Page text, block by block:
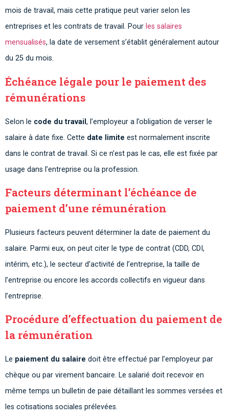
mois de travail, mais cette pratique peut varier selon les
entreprises et les contrats de travail. Pour les salaires
mensualisés, la date de versement s’établit généralement autour
du 25 du mois.
Échéance légale pour le paiement des
rémunérations
Selon le code du travail , l’employeur a l’obligation de verser le
salaire à date fixe. Cette date limite est normalement inscrite
dans le contrat de travail. Si ce n’est pas le cas, elle est fixée par
usage dans l’entreprise ou la profession.
Facteurs déterminant l’échéance de
paiement d’une rémunération
Plusieurs facteurs peuvent déterminer la date de paiement du
salaire. Parmi eux, on peut citer le type de contrat (CDD, CDI,
intérim, etc.), le secteur d’activité de l’entreprise, la taille de
l’entreprise ou encore les accords collectifs en vigueur dans
l’entreprise.
Procédure d’effectuation du paiement de
la rémunération
Le paiement du salaire doit être effectué par l’employeur par
chèque ou par virement bancaire. Le salarié doit recevoir en
même temps un bulletin de paie détaillant les sommes versées et
les cotisations sociales prélevées.